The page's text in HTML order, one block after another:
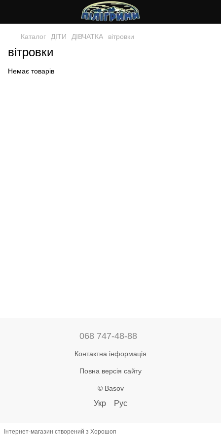
Каталог ДIТИ ДІВЧАТКА вітровки
вітровки
Немає товарів
068 747-48-88
Контактна інформація
Повна версія сайту
© Basov
Укр Рус
Інтернет-магазин створений з Хорошоп